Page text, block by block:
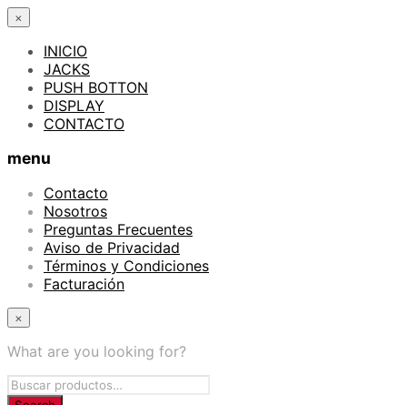
×
INICIO
JACKS
PUSH BOTTON
DISPLAY
CONTACTO
menu
Contacto
Nosotros
Preguntas Frecuentes
Aviso de Privacidad
Términos y Condiciones
Facturación
×
What are you looking for?